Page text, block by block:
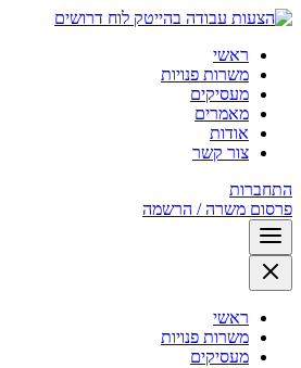
לוח דרושים
ראשי
משרות פנויות
מעסיקים
מאמרים
אודות
צור קשר
התחברות
פרסום משרה / הרשמה
ראשי
משרות פנויות
מעסיקים